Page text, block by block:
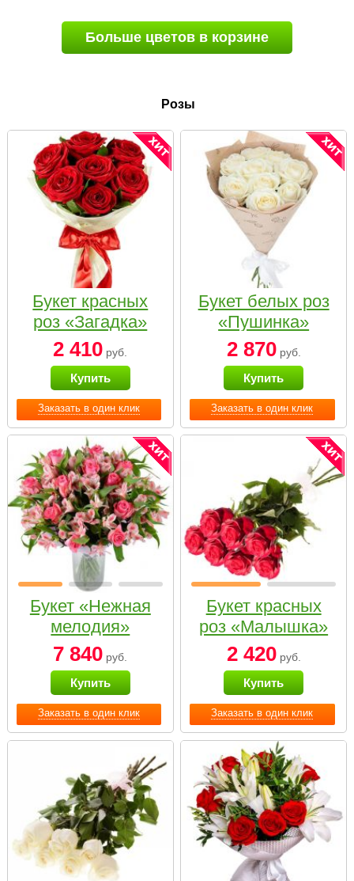
Больше цветов в корзине
Розы
Заказать в один клик
Букет красных
роз «Загадка»
2 410 руб.
Купить
Заказать в один клик
Букет белых роз
«Пушинка»
2 870руб.
Купить
Заказать в один клик
Букет «Нежная
мелодия»
7 840 руб.
Купить
Заказать в один клик
Букет красных
роз «Малышка»
2 420руб.
Купить